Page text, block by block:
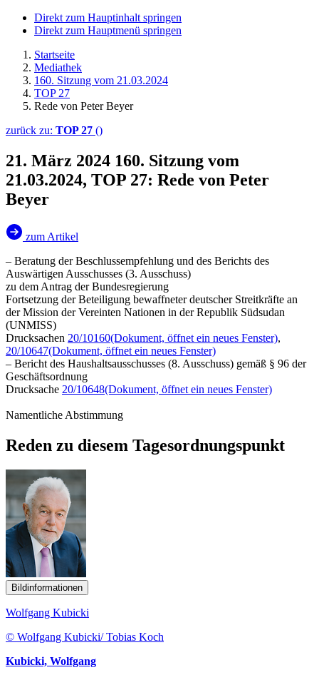
Direkt zum Hauptinhalt springen
Direkt zum Hauptmenü springen
Startseite
Mediathek
160. Sitzung vom 21.03.2024
TOP 27
Rede von Peter Beyer
zurück zu: TOP 27 ()
21. März 2024 160. Sitzung vom
21.03.2024, TOP 27: Rede von Peter
Beyer
zum Artikel
– Beratung der Beschlussempfehlung und des Berichts des
Auswärtigen Ausschusses (3. Ausschuss)
zu dem Antrag der Bundesregierung
Fortsetzung der Beteiligung bewaffneter deutscher Streitkräfte an
der Mission der Vereinten Nationen in der Republik Südsudan
(UNMISS)
Drucksachen 20/10160(Dokument, öffnet ein neues Fenster),
20/10647(Dokument, öffnet ein neues Fenster)
– Bericht des Haushaltsausschusses (8. Ausschuss) gemäß § 96 der
Geschäftsordnung
Drucksache 20/10648(Dokument, öffnet ein neues Fenster)
Namentliche Abstimmung
Reden zu diesem Tagesordnungspunkt
Bildinformationen
Wolfgang Kubicki
© Wolfgang Kubicki/ Tobias Koch
Kubicki, Wolfgang